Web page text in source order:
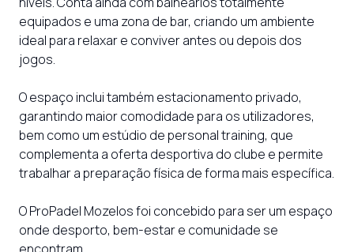
equipados e uma zona de bar, criando um ambiente
ideal para relaxar e conviver antes ou depois dos
jogos.
O espaço inclui também estacionamento privado,
garantindo maior comodidade para os utilizadores,
bem como um estúdio de personal training, que
complementa a oferta desportiva do clube e permite
trabalhar a preparação física de forma mais específica.
O ProPadel Mozelos foi concebido para ser um espaço
onde desporto, bem-estar e comunidade se